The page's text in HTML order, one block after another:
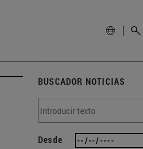
BUSCADOR NOTICIAS
Desde